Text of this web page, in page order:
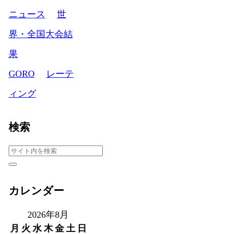
ニュース
世
界・全国大会結
果
GORO
レーテ
ィング
検索
カレンダー
2026年8月
月 火 水 木 金 土 日